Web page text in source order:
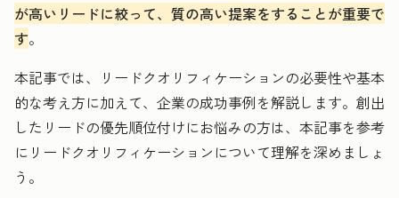
が高いリードに絞って、質の高い提案をすることが重要で
す。
本記事では、リードクオリフィケーションの必要性や基本
的な考え方に加えて、企業の成功事例を解説します。創出
したリードの優先順位付けにお悩みの方は、本記事を参考
にリードクオリフィケーションについて理解を深めましょ
う。